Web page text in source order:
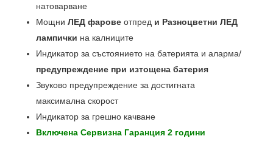
натоварване
Мощни ЛЕД фаровеотпред и Разноцветни ЛЕД
лампички на калниците
Индикатор за състоянието на батерията и аларма/
предупреждение при изтощена батерия
Звуково предупреждение за достигната
максимална скорост
Индикатор за грешно качване
Включена Сервизна Гаранция 2 години